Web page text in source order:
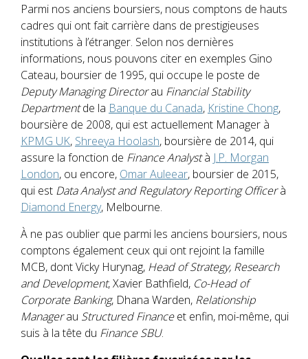
Parmi nos anciens boursiers, nous comptons de hauts
cadres qui ont fait carrière dans de prestigieuses
institutions à l’étranger. Selon nos dernières
informations, nous pouvons citer en exemples Gino
Cateau, boursier de 1995, qui occupe le poste de
Deputy Managing Directorau Financial Stability
Departmentde la Banque du Canada, Kristine Chong,
boursière de 2008, qui est actuellement Manager à
KPMG UK, Shreeya Hoolash, boursière de 2014, qui
assure la fonction de Finance Analystà J.P. Morgan
London, ou encore, Omar Auleear, boursier de 2015,
qui est Data Analyst and Regulatory Reporting Officerà
Diamond Energy, Melbourne.
À ne pas oublier que parmi les anciens boursiers, nous
comptons également ceux qui ont rejoint la famille
MCB, dont Vicky Hurynag, Head of Strategy, Research
and Development, Xavier Bathfield, Co-Head of
Corporate Banking, Dhana Warden, Relationship
Managerau Structured Financeet enfin, moi-même, qui
suis à la tête du Finance SBU.